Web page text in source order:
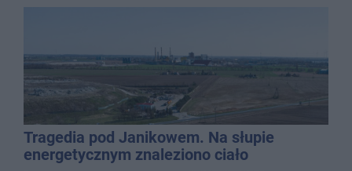
Tragedia pod Janikowem. Na słupie
energetycznym znaleziono ciało